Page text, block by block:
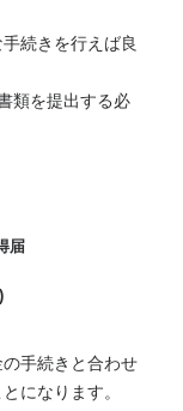
続きを行えば良
類を提出する必
届
手続きと合わせ
になります。